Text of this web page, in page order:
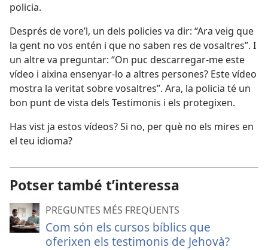
policia.
Després de vore’l, un dels policies va dir: “Ara veig que
la gent no vos entén i que no saben res de vosaltres”. I
un altre va preguntar: “On puc descarregar-me este
vídeo i aixina ensenyar-lo a altres persones? Este vídeo
mostra la veritat sobre vosaltres”. Ara, la policia té un
bon punt de vista dels Testimonis i els protegixen.
Has vist ja estos vídeos? Si no, per què no els mires en
el teu idioma?
Potser també t’interessa
PREGUNTES MÉS FREQÜENTS
Com són els cursos bíblics que
oferixen els testimonis de Jehovà?